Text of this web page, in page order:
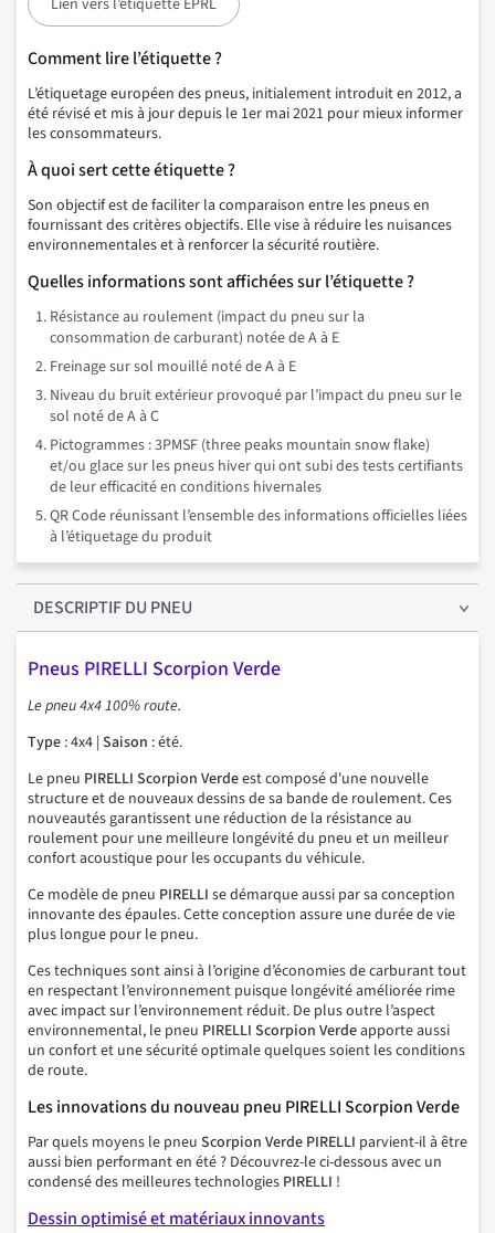
Lien vers l’étiquette EPRL
Comment lire l’étiquette ?
L’étiquetage européen des pneus, initialement introduit en 2012, a
été révisé et mis à jour depuis le 1er mai 2021 pour mieux informer
les consommateurs.
À quoi sert cette étiquette ?
Son objectif est de faciliter la comparaison entre les pneus en
fournissant des critères objectifs. Elle vise à réduire les nuisances
environnementales et à renforcer la sécurité routière.
Quelles informations sont affichées sur l’étiquette ?
Résistance au roulement (impact du pneu sur la
consommation de carburant) notée de A à E
Freinage sur sol mouillé noté de A à E
Niveau du bruit extérieur provoqué par l’impact du pneu sur le
sol noté de A à C
Pictogrammes : 3PMSF (three peaks mountain snow flake)
et/ou glace sur les pneus hiver qui ont subi des tests certifiants
de leur efficacité en conditions hivernales
QR Code réunissant l’ensemble des informations officielles liées
à l’étiquetage du produit
DESCRIPTIFDU PNEU
Pneus PIRELLI Scorpion Verde
Le pneu 4x4 100% route.
Type : 4x4 | Saison : été.
Le pneu PIRELLI Scorpion Verdeest composé d'une nouvelle
structure et de nouveaux dessins de sa bande de roulement. Ces
nouveautés garantissent une réduction de la résistance au
roulement pour une meilleure longévité du pneu et un meilleur
confort acoustique pour les occupants du véhicule.
Ce modèle de pneu PIRELLI se démarque aussi par sa conception
innovante des épaules. Cette conception assure une durée de vie
plus longue pour le pneu.
Ces techniques sont ainsi à l’origine d’économies de carburant tout
en respectant l’environnement puisque longévité améliorée rime
avec impact sur l’environnement réduit. De plus outre l’aspect
environnemental, le pneu PIRELLI Scorpion Verdeapporte aussi
un confort et une sécurité optimale quelques soient les conditions
de route.
Les innovations du nouveau pneu PIRELLI Scorpion Verde
Par quels moyens le pneu Scorpion Verde PIRELLI parvient-il à être
aussi bien performant en été ? Découvrez-le ci-dessous avec un
condensé des meilleures technologies PIRELLI !
Dessin optimisé et matériaux innovants